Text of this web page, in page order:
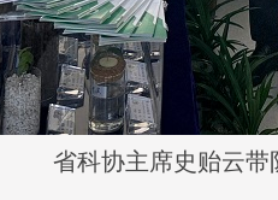
省科协主席史贻云